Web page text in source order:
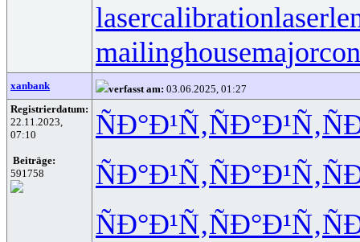
lasercalibration
mailinghouse
xanbank verfasst am: 03.06.2025, 01:27
Registrierdatum:
22.11.2023,
07:10
Beiträge:
591758
ÑÐ°Ð¹Ñ‚ÑÐ°Ð¹Ñ‚
ÑÐ°Ð¹Ñ‚ÑÐ°Ð¹Ñ‚
ÑÐ°Ð¹Ñ‚ÑÐ°Ð¹Ñ‚